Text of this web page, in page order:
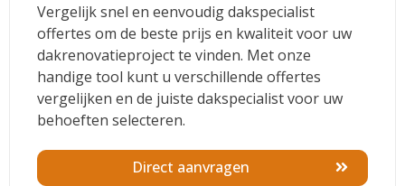
Vergelijk snel en eenvoudig dakspecialist
offertes om de beste prijs en kwaliteit voor uw
dakrenovatieproject te vinden. Met onze
handige tool kunt u verschillende offertes
vergelijken en de juiste dakspecialist voor uw
behoeften selecteren.
Direct aanvragen